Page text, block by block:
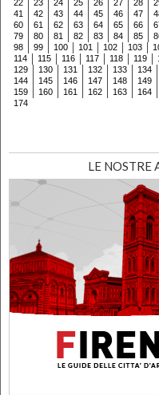
22 23 24 25 26 27 28
41
42 43 44 45 46 47
60
61 62 63 64 65 66
79
80 81 82 83 84 85
98
99 100 101 102 103
114
115 116 117 118 119
129
130 131 132 133 134
144
145 146 147 148 149
159
160 161 162 163 164
174
LE NOSTRE